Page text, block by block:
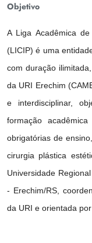
Objetivo
A Liga Acadêmica
(LICIP) é uma
com duração
da URI Erechim
e interdisciplinar,
formação
obrigatórias de
cirurgia plástica
Universidade
- Erechim/RS,
da URI e orientada